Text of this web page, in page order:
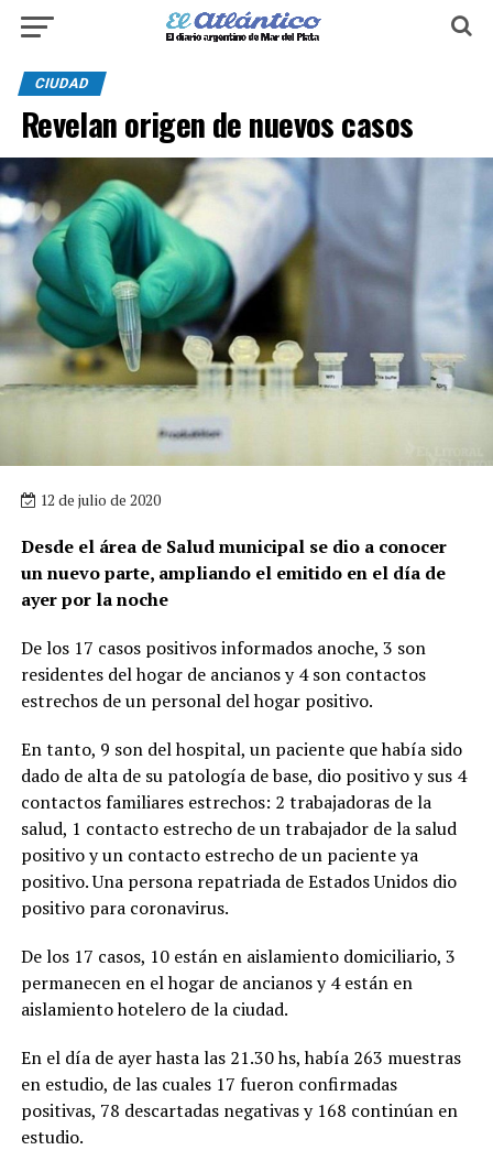
CIUDAD
Revelan origen de nuevos casos
12 de julio de 2020
Desde el área de Salud municipal se dio a conocer
un nuevo parte, ampliando el emitido en el día de
ayer por la noche
De los 17 casos positivos informados anoche, 3 son
residentes del hogar de ancianos y 4 son contactos
estrechos de un personal del hogar positivo.
En tanto, 9 son del hospital, un paciente que había sido
dado de alta de su patología de base, dio positivo y sus 4
contactos familiares estrechos: 2 trabajadoras de la
salud, 1 contacto estrecho de un trabajador de la salud
positivo y un contacto estrecho de un paciente ya
positivo. Una persona repatriada de Estados Unidos dio
positivo para coronavirus.
De los 17 casos, 10 están en aislamiento domiciliario, 3
permanecen en el hogar de ancianos y 4 están en
aislamiento hotelero de la ciudad.
En el día de ayer hasta las 21.30 hs, había 263 muestras
en estudio, de las cuales 17 fueron confirmadas
positivas, 78 descartadas negativas y 168 continúan en
estudio.